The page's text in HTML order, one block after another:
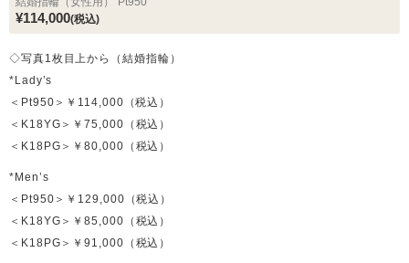
¥114,000(税込)
◇写真1枚目上から（結婚指輪）
*Lady’s
＜Pt950＞￥114,000（税込）
＜K18YG＞￥75,000（税込）
＜K18PG＞￥80,000（税込）
*Men’s
＜Pt950＞￥129,000（税込）
＜K18YG＞￥85,000（税込）
＜K18PG＞￥91,000（税込）